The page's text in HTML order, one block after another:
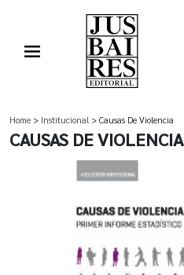
Home > Institucional > Causas De Violencia
CAUSAS DE VIOLENCIA